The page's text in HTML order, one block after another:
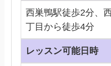
西巣鴨駅徒歩2分、
丁目から徒歩4分
レッスン可能日時